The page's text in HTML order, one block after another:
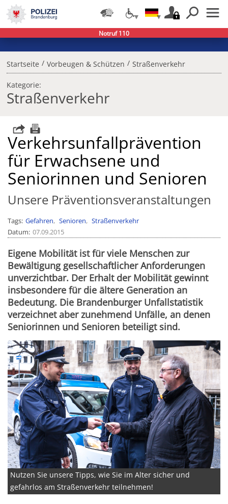
Startseite / Vorbeugen & Schützen / Straßenverkehr
Kategorie:
Straßenverkehr
Verkehrsunfallprävention
für Erwachsene und
Seniorinnen und Senioren
Unsere Präventionsveranstaltungen
Tags Gefahren Senioren
Straßenverkehr
Datum 07.09.2015
Eigene Mobilität ist für viele Menschen zur
Bewältigung gesellschaftlicher Anforderungen
unverzichtbar. Der Erhalt der Mobilität gewinnt
insbesondere für die ältere Generation an
Bedeutung. Die Brandenburger Unfallstatistik
verzeichnet aber zunehmend Unfälle, an denen
Seniorinnen und Senioren beteiligt sind.
Nutzen Sie unsere Tipps, wie Sie im Alter sicher und
gefahrlos am Straßenverkehr teilnehmen!
Notruf 110